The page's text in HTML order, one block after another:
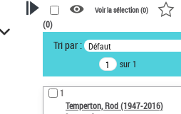
VOTRE RECHERCHE
Recherche avancée dans les
notices d’autorité
Œuvres liées à l'auteur :
Temperton, Rod (1947-2016)
Voir la sélection (0)
(0)
Tri par : Défaut
sur 1
1
Temperton, Rod (1947-2016)